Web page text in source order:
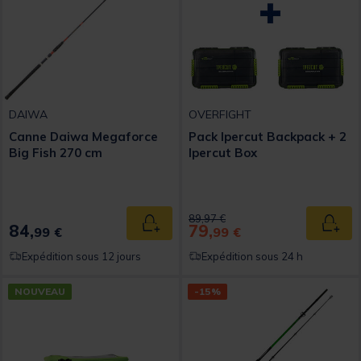
DAIWA
Canne Daiwa Megaforce
Big Fish 270 cm
84,99 € Ajouter au panier
Expédition sous 12 jours
OVERFIGHT
Pack Ipercut Backpack + 2
Ipercut Box
Price reduced from
89,97 €to
79,99 €
Expédition sous 24 h
NOUVEAU -15%